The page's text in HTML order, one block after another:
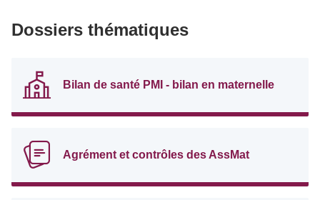
Dossiers thématiques
Bilan de santé PMI - bilan en maternelle
Agrément et contrôles des AssMat